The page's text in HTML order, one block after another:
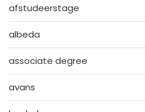
afstudeerstage
albeda
associate degree
avans